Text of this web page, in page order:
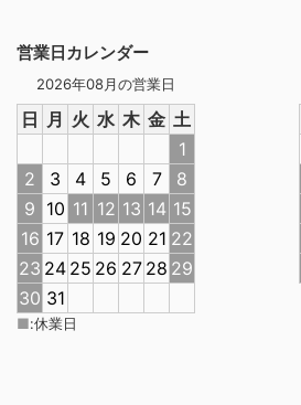
営業日カレンダー
2026年08月の営業日
日 月 火 水 木 金 土
1
2
3 4 5 6 7
8
9 10 11 12 13 14 15
16 17 18 19 20 21 22
23 24 25 26 27 28 29
30 31
■:休業日